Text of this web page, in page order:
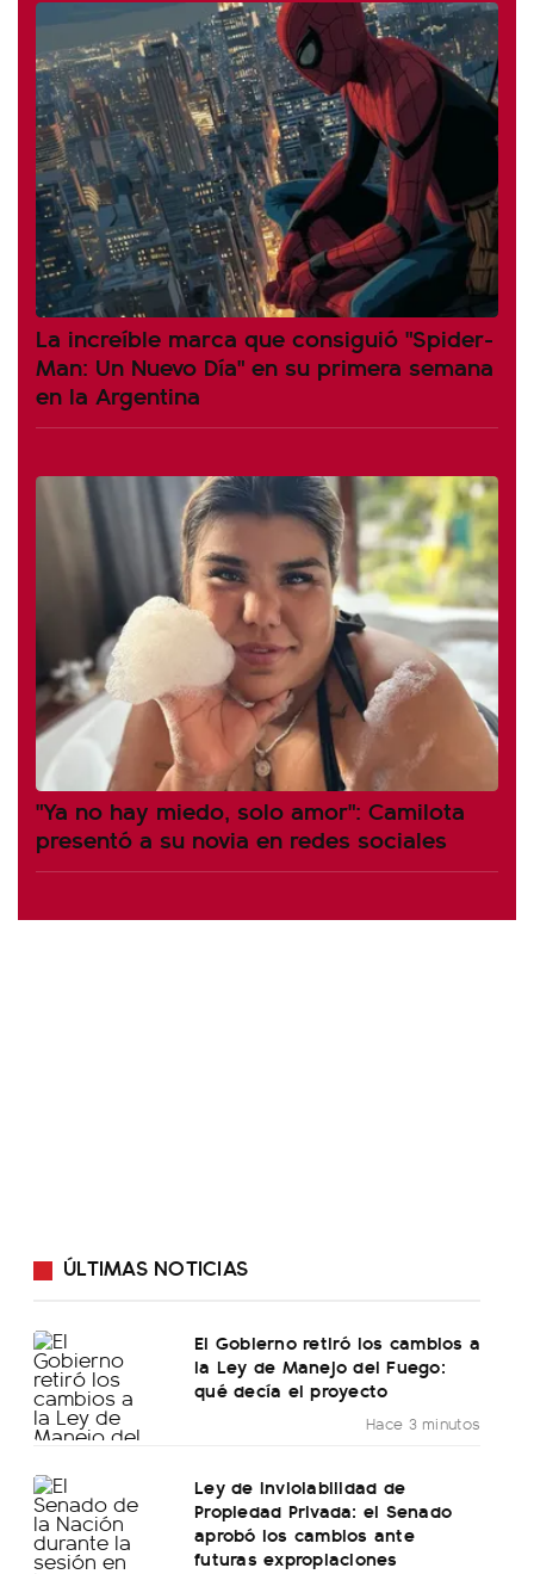
La increíble marca que consiguió "Spider-
Man: Un Nuevo Día" en su primera semana
en la Argentina
"Ya no hay miedo, solo amor": Camilota
presentó a su novia en redes sociales
ÚLTIMAS NOTICIAS
El Gobierno retiró los cambios a
la Ley de Manejo del Fuego:
qué decía el proyecto
Hace 3 minutos
Ley de Inviolabilidad de
Propiedad Privada: el Senado
aprobó los cambios ante
futuras expropiaciones